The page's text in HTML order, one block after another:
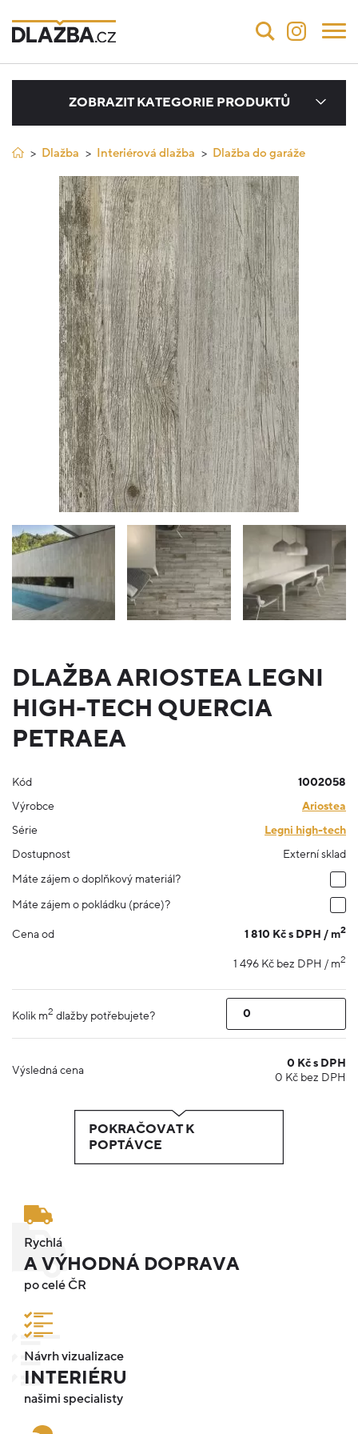
ZOBRAZIT KATEGORIE PRODUKTŮ
Dlažba Interiérová dlažba Dlažba do garáže
DLAŽBA ARIOSTEA LEGNI
HIGH-TECH QUERCIA
PETRAEA
Kód
1002058
Výrobce
Ariostea
Série
Legni high-tech
Dostupnost
Externí sklad
Máte zájem o doplňkový materiál?
Máte zájem o pokládku (práce)?
Cena od
1 810 Kč s DPH / m2
1 496 Kč bez DPH / m2
Kolik m2 dlažby potřebujete?
Výsledná cena 0 Kč s DPH
0 Kč bez DPH
POKRAČOVAT K
POPTÁVCE
Rychlá
A VÝHODNÁ DOPRAVA
po celé ČR
Návrh vizualizace
INTERIÉRU
našimi specialisty